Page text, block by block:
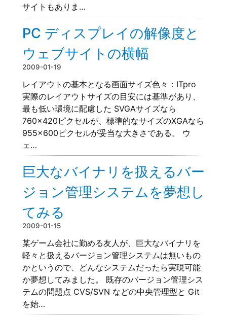
サイトもありま…
PC ディスプレイの解像度と
ウェブサイトの横幅
2009-01-19
レイアウトの基本となる画面サイズ色々：ITpro
実際のレイアウトサイズの目安には基準があり、
最も低い環境に配慮した SVGAサイズなら
760×420ピクセルが、標準的なサイズのXGAなら
955×600ピクセルが妥当な大きさである。 ウ
ェ…
巨大なバイナリを扱えるバー
ジョン管理システムを夢想し
てみる
2009-01-15
某ゲーム会社に勤める友人が、巨大なバイナリを
軽々と扱えるバージョン管理システムは無いもの
かというので、どんなシステムだったら実現可能
か夢想してみました。 既存のバージョン管理シス
テムの問題点 CVS/SVN などの中央管理型と Git
を始…